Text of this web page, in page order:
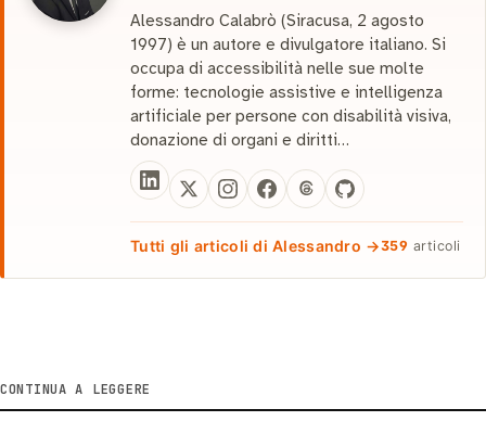
Alessandro Calabrò (Siracusa, 2 agosto
1997) è un autore e divulgatore italiano. Si
occupa di accessibilità nelle sue molte
forme: tecnologie assistive e intelligenza
artificiale per persone con disabilità visiva,
donazione di organi e diritti…
Tutti gli articoli di Alessandro →359 articoli
CONTINUA A LEGGERE